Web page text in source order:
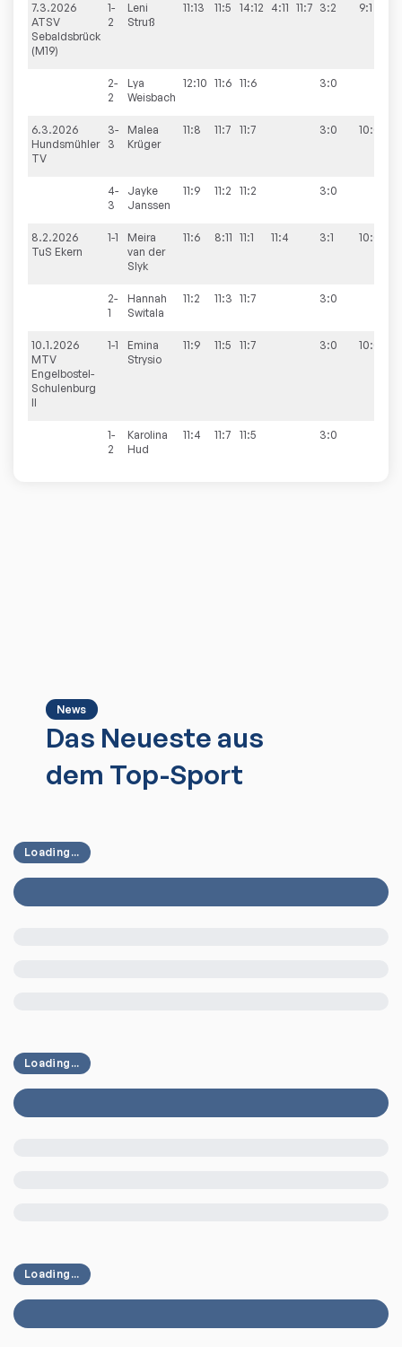
7.3.2026
ATSV
Sebaldsbrück
(M19)
1-
2
Leni
Struß
11:13 11:5 14:12 4:11 11:7 3:2 9:1
2-
2
Lya
Weisbach
12:10 11:6 11:6 3:0
6.3.2026
Hundsmühler
TV
3-
3
Malea
Krüger
11:8 11:7 11:7 3:0 10:0
4-
3
Jayke
Janssen
11:9 11:2 11:2 3:0
8.2.2026
TuS Ekern
1-1
Meira
van der
Slyk
11:6 8:11 11:1 11:4 3:1 10:0
2-
1
Hannah
Switala
11:2 11:3 11:7 3:0
10.1.2026
MTV
Engelbostel-
Schulenburg
II
1-1
Emina
Strysio
11:9 11:5 11:7 3:0 10:0
1-
2
Karolina
Hud
11:4 11:7 11:5 3:0
News
Das Neueste aus
dem Top-Sport
Loading...
Loading...
Loading...